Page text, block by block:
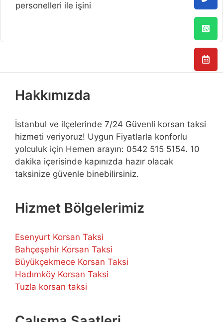
personelleri ile işini
Hakkımızda
İstanbul ve ilçelerinde 7/24 Güvenli korsan taksi
hizmeti veriyoruz! Uygun Fiyatlarla konforlu
yolculuk için Hemen arayın: 0542 515 5154. 10
dakika içerisinde kapınızda hazır olacak
taksinize güvenle binebilirsiniz.
Hizmet Bölgelerimiz
Esenyurt Korsan Taksi
Bahçeşehir Korsan Taksi
Büyükçekmece Korsan Taksi
Hadımköy Korsan Taksi
Tuzla korsan taksi